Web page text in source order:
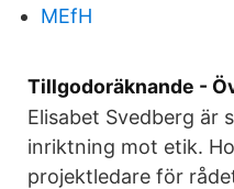
MEfH
Tillgodoräknande -
Elisabet Svedberg är
inriktning mot etik.
projektledare för